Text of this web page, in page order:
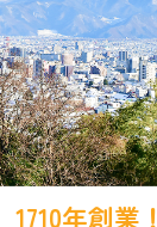
1710年創業！